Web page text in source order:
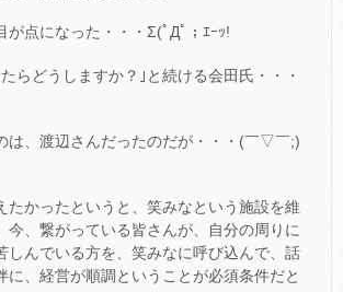
が点になった・・・Σ(ﾟДﾟ；ｴｰｯ!
らどうしますか？｣と続ける会田氏・・・
は、渡辺さんだったのだが・・・(￣▽￣;)
たかったというと、笑みなという施設を維
今、繋がっている皆さんが、自分の周りに
しんでいる方を、笑みなに呼び込んで、話
に、経営が順調ということが必須条件だと